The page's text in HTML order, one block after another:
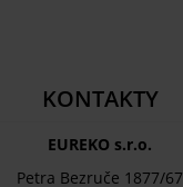
KONTAKTY
EUREKO s.r.o.
Petra Bezruče 1877/67